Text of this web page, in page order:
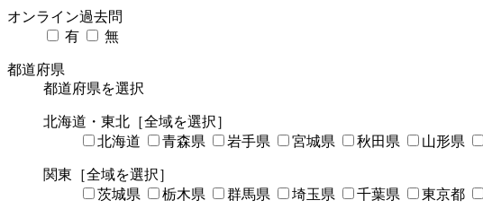
オンライン過去問
有
無
都道府県
都道府県を選択
北海道・東北 ［全域を選択］
北海道
青森県 岩手県 宮城県 秋田県 山形県
関東 ［全域を選択］
茨城県
栃木県 群馬県 埼玉県 千葉県 東京都